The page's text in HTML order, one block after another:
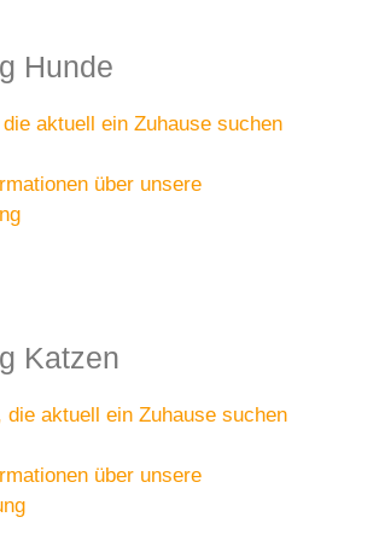
Hunde
aktuell ein Zuhause suchen
über unsere
Katzen
die aktuell ein Zuhause suchen
über unsere